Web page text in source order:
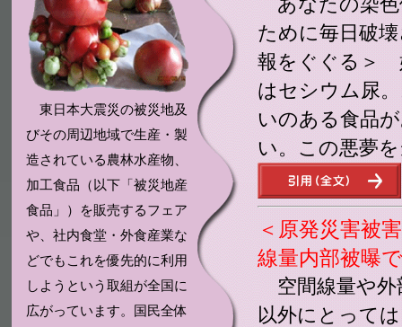
東日本大震災の被災地及
びその周辺地域で生産・製
造されている農林水産物、
加工食品（以下「被災地産
食品」）を販売するフェア
や、社内食堂・外食産業な
どでもこれを優先的に利用
しようという取組が全国に
広がっています。国民全体
ために毎日破
報をぐぐる＞
はセシウム尿
いのある食品
い。この悪夢
＜原発災害被
線量内部被曝
空間線量や外
以外にとって